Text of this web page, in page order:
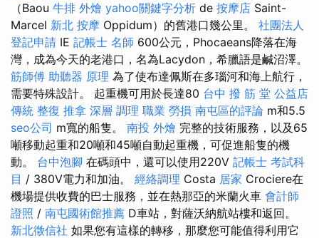
（Baou 牛排 外燴 yahoo關鍵字分析 de 按摩店 Saint-
Marcel 新北 按摩 Oppidum）的舊港口幾公里。 社團法人
登記申請 IE 記帳士 名師 600公元，Phocaeans降落在海
灣，成為今天的老港口，名為Lacydon，希臘語是鹹沼澤。
筋師傅 助聽器 原理 為了使布達佩斯在多瑙河和海上航行，
需要特殊設計。 起重機可用於長達80 台中 撥 筋 堂 公益店
傳統 整復 推拿 深層 調理 職業 勞損 南屯區的評論 m和5.5
seo公司 m寬的船隻。 南投 外燴 完整的技術服務，以及65
噸移動起重和20噸和45噸自動起重機，可促進船隻的機
動。 台中泡腳 在碼頭中，還可以使用220V 記帳士 考試科
目 / 380V電力和加油。 經絡調理 Costa 居家 Crociere在
機場提供收費的巴士服務，並在熱那亞的米蘭火車 會計師
證照 / 南屯國術館推薦 D車站，對薩沃納航站樓和返回。
新北徵信社 如果您有這樣的轉移，那麼您可能值得利用它